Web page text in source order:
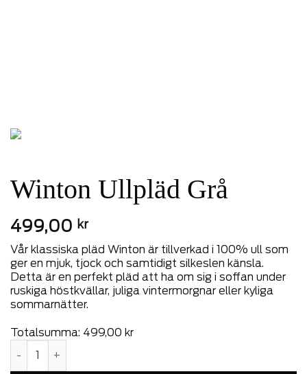
Winton Ullpläd Grå
499,00 kr
Vår klassiska pläd Winton är tillverkad i 100% ull som
ger en mjuk, tjock och samtidigt silkeslen känsla.
Detta är en perfekt pläd att ha om sig i soffan under
ruskiga höstkvällar, juliga vintermorgnar eller kyliga
sommarnätter.
Totalsumma: 499,00 kr